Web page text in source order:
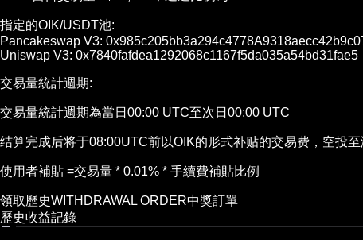
指定的OIK/USDT池:
Pancakeswap V3:
Uniswap V3: 0x7840fafdea1292068c1167f5da035a54bd31fae5
交易量統計週期:
交易量統計週期為當日00:00 UTC至次日00:00 UTC
结算完成后将于08:00UTC前以OIK的形式补贴的交易费，空投至
使用者補貼 =交易量 * 0.01% * 手續費補貼比例
領取歷史WITHDRAWAL ORDER中獎訂單
歷史收益記錄